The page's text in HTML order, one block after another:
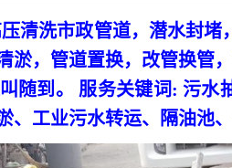
清洗市政管道，潜水封
淤，管道置换，改管换管
随到。 服务关键词: 污水
、工业污水转运、隔油池